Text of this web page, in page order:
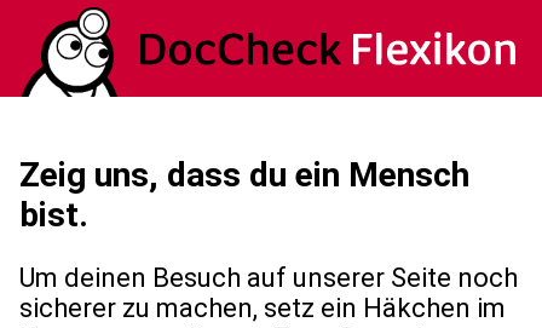
Zeig uns, dass du ein Mensch
bist.
Um deinen Besuch auf unserer Seite noch
sicherer zu machen, setz ein Häkchen im